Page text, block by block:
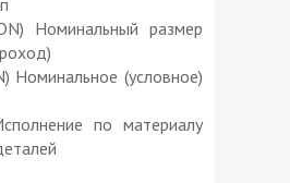
Номинальный размер
Номинальное (условное)
по материалу